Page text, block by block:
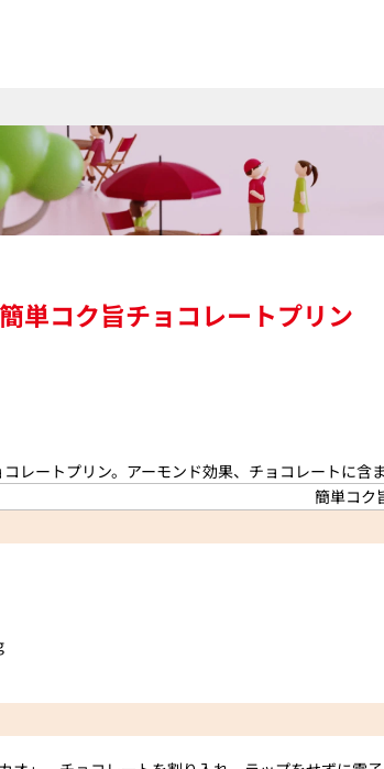
単コク旨チョコレートプリン
レートプリン。アーモンド効果、チョコレートに